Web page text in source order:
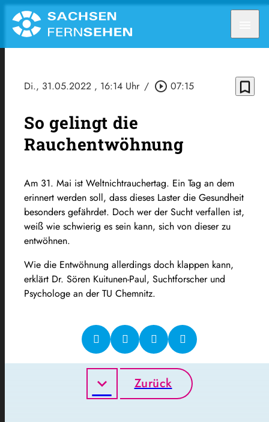
Di., 31.05.2022 , 16:14 Uhr / play_circle_outline 07:15 bookmark_border
So gelingt die
Rauchentwöhnung
Am 31. Mai ist Weltnichtrauchertag. Ein Tag an dem
erinnert werden soll, dass dieses Laster die Gesundheit
besonders gefährdet. Doch wer der Sucht verfallen ist,
weiß wie schwierig es sein kann, sich von dieser zu
entwöhnen.
Wie die Entwöhnung allerdings doch klappen kann,
erklärt Dr. Sören Kuitunen-Paul, Suchtforscher und
Psychologe an der TU Chemnitz.
Zurück